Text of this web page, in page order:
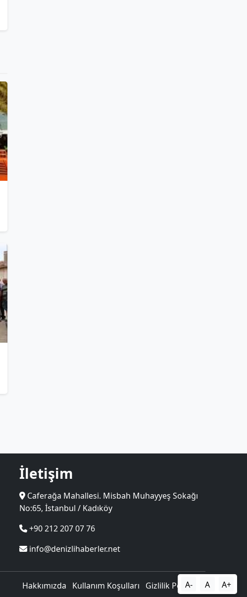
İletişim
Caferağa Mahallesi. Misbah Muhayyeş Sokağı
No:65, İstanbul / Kadıköy
+90 212 207 07 76
info@denizlihaberler.net
Hakkımızda Kullanım Koşulları Gizlilik Politikası
A- A A+